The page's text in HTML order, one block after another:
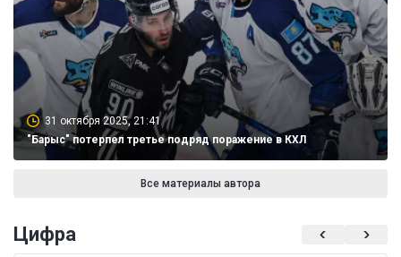
31 октября 2025, 21:41
"Барыс" потерпел третье подряд поражение в КХЛ
Все материалы автора
Цифра